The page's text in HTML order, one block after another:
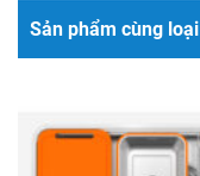
Sản phẩm cùng loại